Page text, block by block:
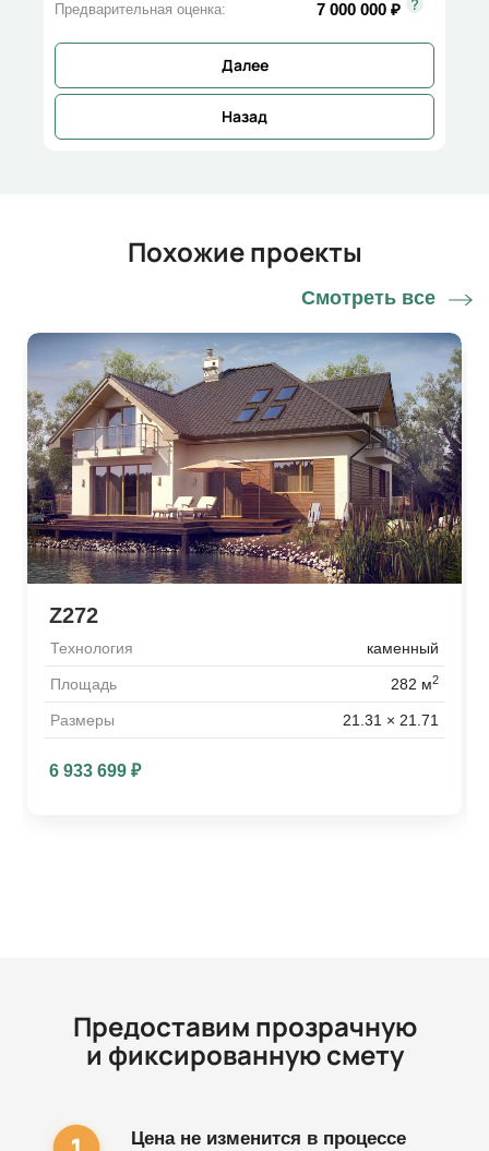
Предварительная оценка: 7 000 000 ₽
Назад
Далее
Похожие проекты
Смотреть все
Z272
Технология каменный
Площадь 282 м2
Размеры 21.31 × 21.71
6 933 699₽
Предоставим прозрачную
и фиксированную смету
Цена не изменится в процессе